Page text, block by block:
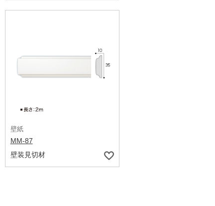
壁紙
MM-87
壁装見切材